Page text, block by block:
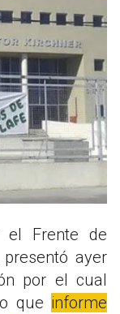
presentó ayer
por el cual
que informe